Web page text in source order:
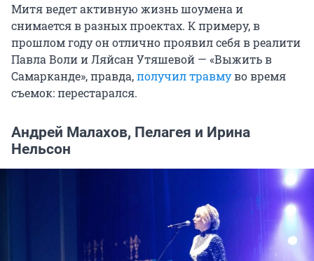
Митя ведет активную жизнь шоумена и
снимается в разных проектах. К примеру, в
прошлом году он отлично проявил себя в реалити
Павла Воли и Ляйсан Утяшевой — «Выжить в
Самарканде», правда,получил травмуво время
съемок: перестарался.
Андрей Малахов, Пелагея и Ирина
Нельсон